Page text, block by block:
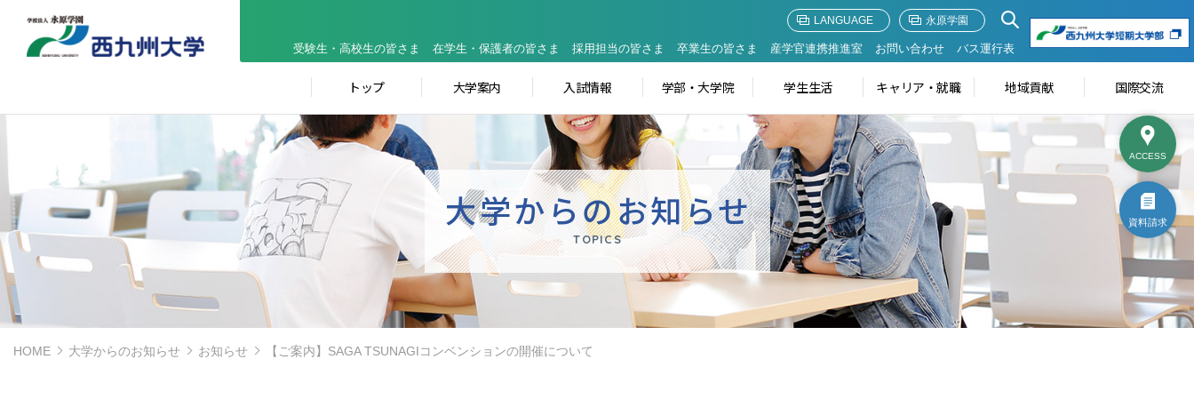
ACCESS
資料請求
受験生・高校生の皆さま 在学生・保護者の皆さま 採用担当の皆さま 卒業生の皆さま 産学官連携推進室 お問い合わせ バス運行表
LANGUAGE 永原学園
トップ 大学案内 入試情報 学部・大学院 学生生活 キャリア・就職 地域貢献 国際交流
大学からのお知らせ
TOPICS
HOME 大学からのお知らせ お知らせ 【ご案内】SAGA TSUNAGIコンベンションの開催について